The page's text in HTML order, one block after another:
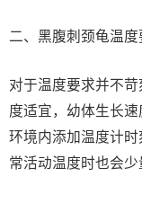
二、黑腹刺颈龟温度
对于温度要求并不
度适宜，幼体生长
环境内添加温度计
常活动温度时也会少